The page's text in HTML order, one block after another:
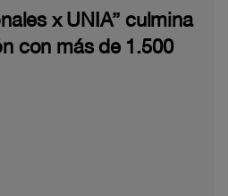
x UNIA” culmina
con más de 1.500